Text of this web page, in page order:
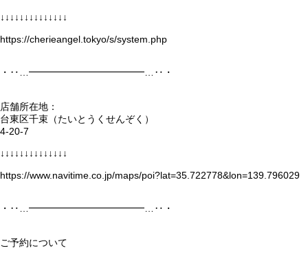
↓↓↓↓↓↓↓↓↓↓↓↓↓↓
https://cherieangel.tokyo/s/system.php
・‥…━━━━━━━━━━━━…‥・
店舗所在地：
台東区千束（たいとうくせんぞく）
4-20-7
↓↓↓↓↓↓↓↓↓↓↓↓↓↓
https://www.navitime.co.jp/maps/poi?lat=35.722778&lon=139.796029
・‥…━━━━━━━━━━━━…‥・
ご予約について